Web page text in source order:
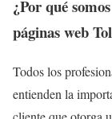
¿Por qué
páginas web
Todos los
entienden la